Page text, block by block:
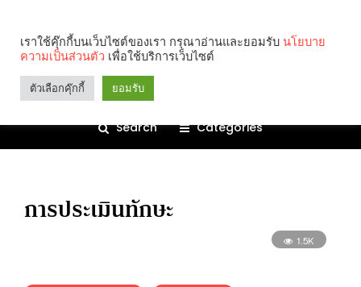
Search Categories
การประเมินทักษะ
1.5K
เราใช้คุ๊กกี้บนเว็บไซต์ของเรา กรุณาอ่านและยอมรับ นโยบาย
ความเป็นส่วนตัว เพื่อใช้บริการเว็บไซต์
ตัวเลือกคุ๊กกี้ ยอมรับ